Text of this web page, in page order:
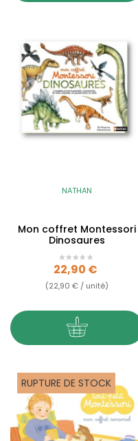
NATHAN
Mon coffret Montessori
Dinosaures
Prix
22,90 €
(22,90 € / unité)
RUPTURE DE STOCK